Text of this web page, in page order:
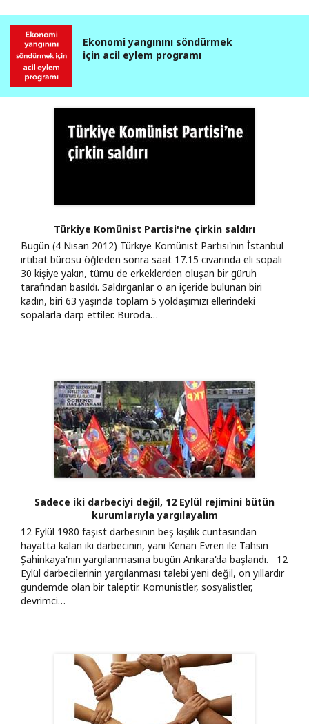
Ekonomi yangınını söndürmek
için acil eylem programı
Türkiye Komünist Partisi'ne çirkin saldırı
Bugün (4 Nisan 2012) Türkiye Komünist Partisi'nin İstanbul
irtibat bürosu öğleden sonra saat 17.15 civarında eli sopalı
30 kişiye yakın, tümü de erkeklerden oluşan bir güruh
tarafından basıldı. Saldırganlar o an içeride bulunan biri
kadın, biri 63 yaşında toplam 5 yoldaşımızı ellerindeki
sopalarla darp ettiler. Büroda…
Sadece iki darbeciyi değil, 12 Eylül rejimini bütün
kurumlarıyla yargılayalım
12 Eylül 1980 faşist darbesinin beş kişilik cuntasından
hayatta kalan iki darbecinin, yani Kenan Evren ile Tahsin
Şahinkaya'nın yargılanmasına bugün Ankara'da başlandı. 12
Eylül darbecilerinin yargılanması talebi yeni değil, on yıllardır
gündemde olan bir taleptir. Komünistler, sosyalistler,
devrimci…